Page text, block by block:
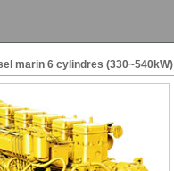
marin 6 cylindres (330~540kW)